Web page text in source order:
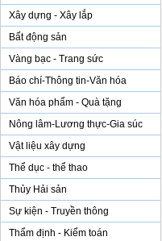
Xây dựng - Xây lắp
Bất động sản
Vàng bạc - Trang sức
Báo chí-Thông tin-Văn hóa
Văn hóa phẩm - Quà tặng
Nông lâm-Lương thực-Gia súc
Vật liệu xây dựng
Thể dục - thể thao
Thủy Hải sản
Sự kiện - Truyền thông
Thẩm định - Kiểm toán